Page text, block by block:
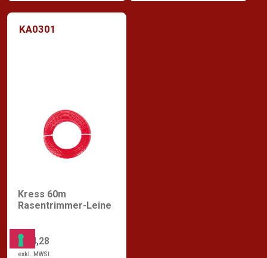
KA0301
Kress 60m
Rasentrimmer-Leine
€ 14,28
exkl. MWSt